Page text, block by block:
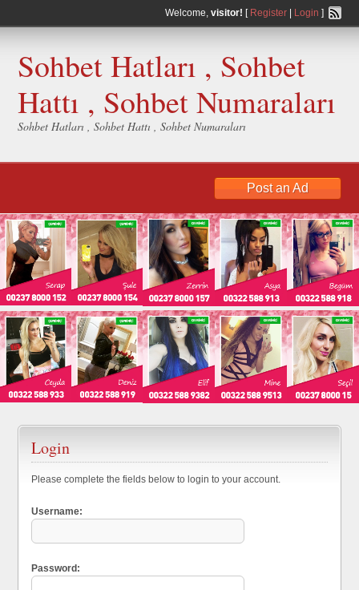
Welcome, visitor! [ Register| Login ]
Sohbet Hatları , Sohbet
Hattı , Sohbet Numaraları
Sohbet Hatları , Sohbet Hattı , Sohbet Numaraları
Post an Ad
Login
Please complete the fields below to login to your account.
Username:
Password: